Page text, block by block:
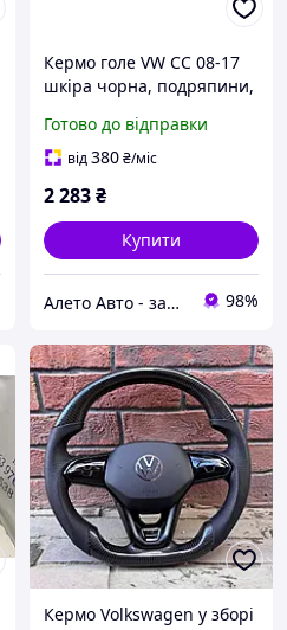
Кермо голе VW CC 08-17
шкіра чорна, подряпини,
1K8419091QG0L
Готово до відправки
від380₴/міс
2 283₴
Купити
Алето Авто - запчастини на авто зі США 98%
Кермо Volkswagen у зборі